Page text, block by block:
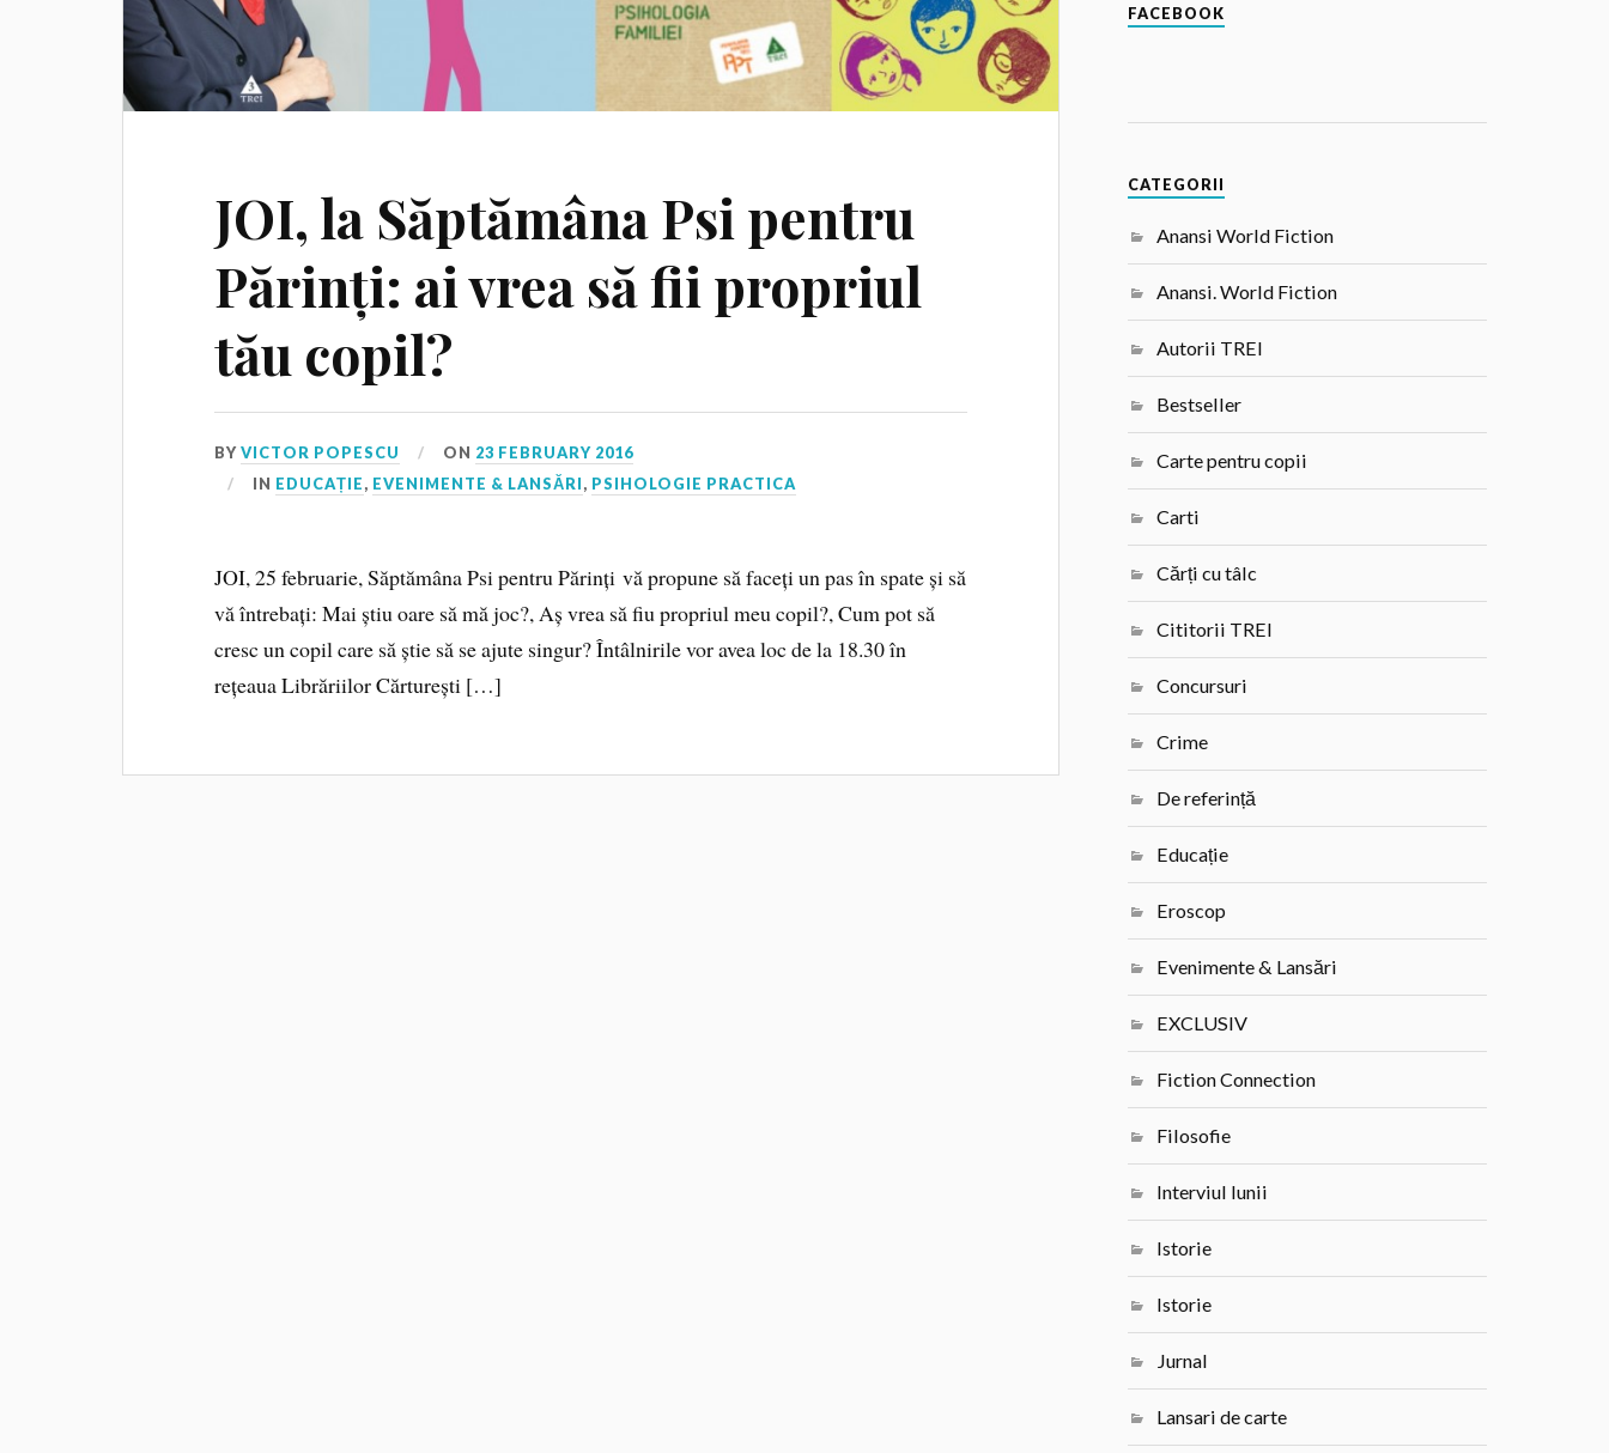
JOI, la Săptămâna Psi pentru
Părinți: ai vrea să fii propriul
tău copil?
BYVICTOR POPESCU ON 23 FEBRUARY 2016
IN EDUCAȚIE, EVENIMENTE & LANSĂRI, PSIHOLOGIE PRACTICA
JOI, 25 februarie, Săptămâna Psi pentru Părinți vă propune să faceți un pas în spate și să
vă întrebați: Mai știu oare să mă joc?, Aș vrea să fiu propriul meu copil?, Cum pot să
cresc un copil care să știe să se ajute singur? Întâlnirile vor avea loc de la 18.30 în
rețeaua Librăriilor Cărturești […]
FACEBOOK
CATEGORII
Anansi World Fiction
Anansi. World Fiction
Autorii TREI
Bestseller
Carte pentru copii
Carti
Cărți cu tâlc
Cititorii TREI
Concursuri
Crime
De referință
Educație
Eroscop
Evenimente & Lansări
EXCLUSIV
Fiction Connection
Filosofie
Interviul lunii
Istorie
Istorie
Jurnal
Lansari de carte